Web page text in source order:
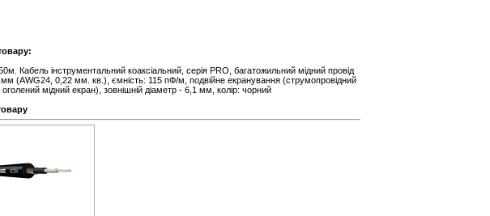
Кабель інструментальний коаксіальний, серія PRO, багатожильний мідний провід
(AWG24, 0,22 мм. кв.), ємність: 115 пФ/м, подвійне екранування (струмопровідний
мідний екран), зовнішній діаметр - 6,1 мм, колір: чорний